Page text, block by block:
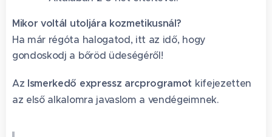
Mikor voltál utoljára kozmetikusnál?
Ha már régóta halogatod, itt az idő, hogy
gondoskodj a bőröd üdeségéről!
Az Ismerkedő expressz arcprogramot kifejezetten
az első alkalomra javaslom a vendégeimnek.